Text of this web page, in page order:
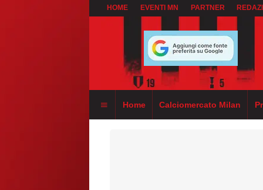
HOME EVENTI MN PARTNER
Home Calciomercato Milan